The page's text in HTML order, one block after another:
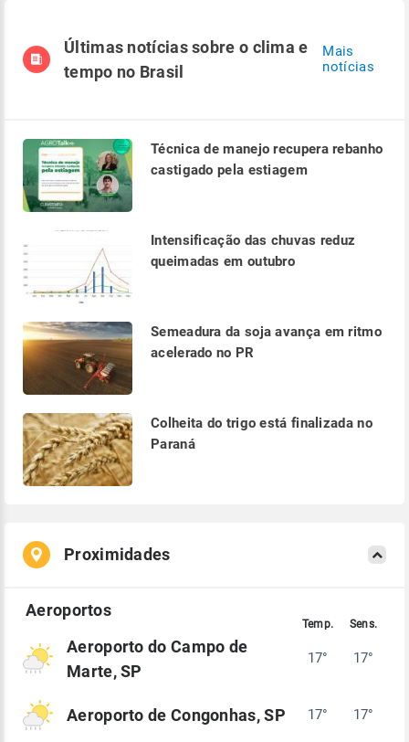
Últimas notícias sobre o clima e
tempo no Brasil
Mais
notícias
Técnica de manejo recupera rebanho
castigado pela estiagem
Intensificação das chuvas reduz
queimadas em outubro
Semeadura da soja avança em ritmo
acelerado no PR
Colheita do trigo está finalizada no
Paraná
Proximidades
Aeroporto do Campo de
Marte, SP
17° 17°
Aeroporto de Congonhas, SP 17° 17°